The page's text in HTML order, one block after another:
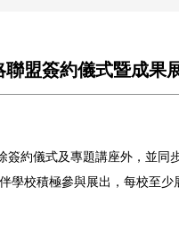
盟簽約儀式暨成果
約儀式及專題講座外，並同
校積極參與展出，每校至少